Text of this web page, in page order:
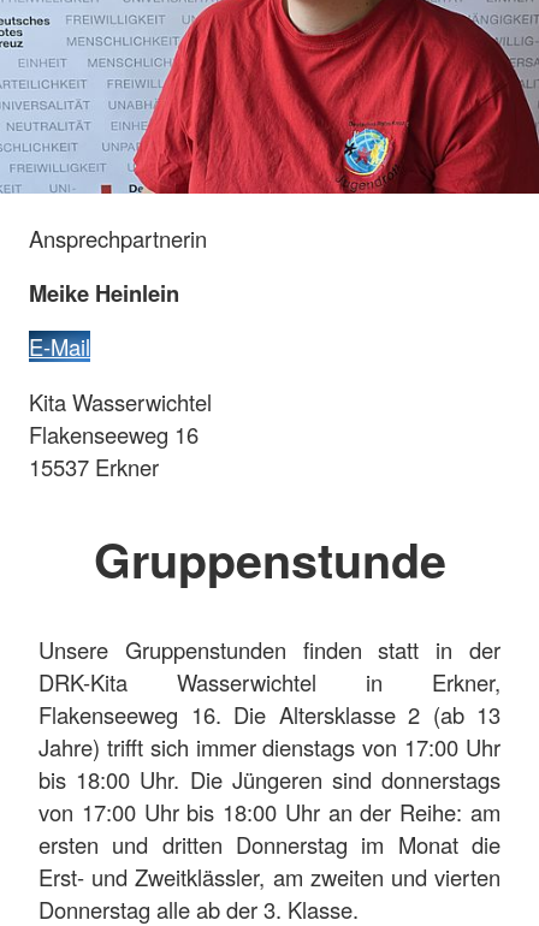
Ansprechpartnerin
Meike Heinlein
E-Mail
Kita Wasserwichtel
Flakenseeweg 16
15537 Erkner
Gruppenstunde
Unsere Gruppenstunden finden statt in der
DRK-Kita Wasserwichtel in Erkner,
Flakenseeweg 16. Die Altersklasse 2 (ab 13
Jahre) trifft sich immer dienstags von 17:00 Uhr
bis 18:00 Uhr. Die Jüngeren sind donnerstags
von 17:00 Uhr bis 18:00 Uhr an der Reihe: am
ersten und dritten Donnerstag im Monat die
Erst- und Zweitklässler, am zweiten und vierten
Donnerstag alle ab der 3. Klasse.